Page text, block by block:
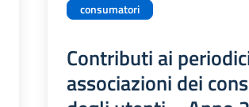
consumatori
Contributi ai
associazioni dei